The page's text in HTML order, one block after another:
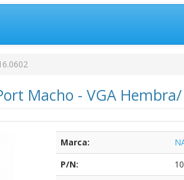
Macho - VGA
Marca:
P/N: